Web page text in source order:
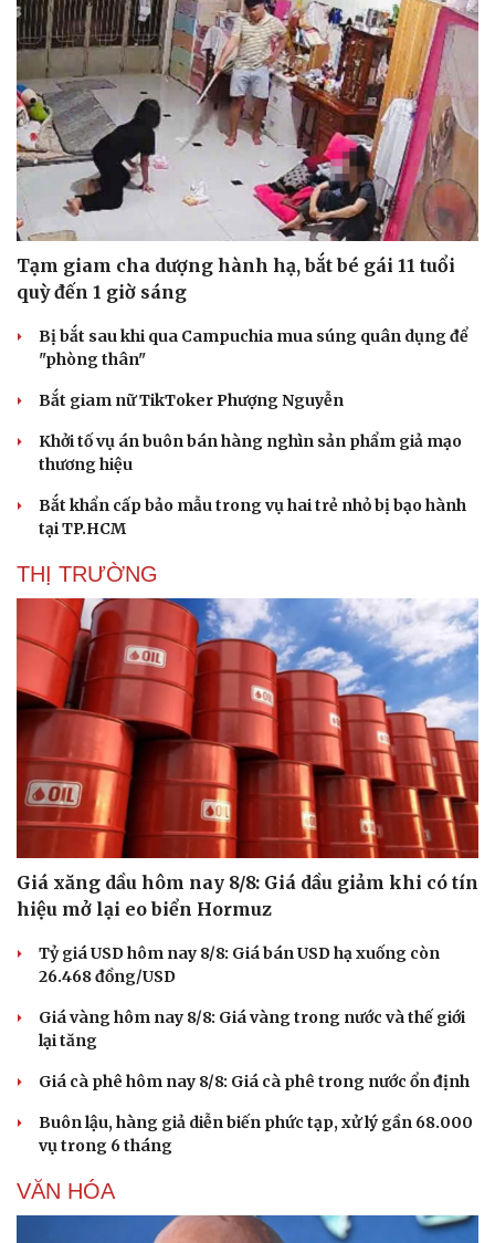
Du lịch
Tư vấn
Săn Tour
Podcast
Câu chuyện thời sự
Đọc truyện đêm khuya
Cửa sổ tình yêu
Kể chuyện cho bé
Hạt giống tâm hồn
Tạm giam cha dượng hành hạ, bắt bé gái 11 tuổi
quỳ đến 1 giờ sáng
Bị bắt sau khi qua Campuchia mua súng quân dụng để
"phòng thân"
Bắt giam nữ TikToker Phượng Nguyễn
Khởi tố vụ án buôn bán hàng nghìn sản phẩm giả mạo
thương hiệu
Bắt khẩn cấp bảo mẫu trong vụ hai trẻ nhỏ bị bạo hành
tại TP.HCM
THỊ TRƯỜNG
Giá xăng dầu hôm nay 8/8: Giá dầu giảm khi có tín
hiệu mở lại eo biển Hormuz
Tỷ giá USD hôm nay 8/8: Giá bán USD hạ xuống còn
26.468 đồng/USD
Giá vàng hôm nay 8/8: Giá vàng trong nước và thế giới
lại tăng
Giá cà phê hôm nay 8/8: Giá cà phê trong nước ổn định
Buôn lậu, hàng giả diễn biến phức tạp, xử lý gần 68.000
vụ trong 6 tháng
VĂN HÓA